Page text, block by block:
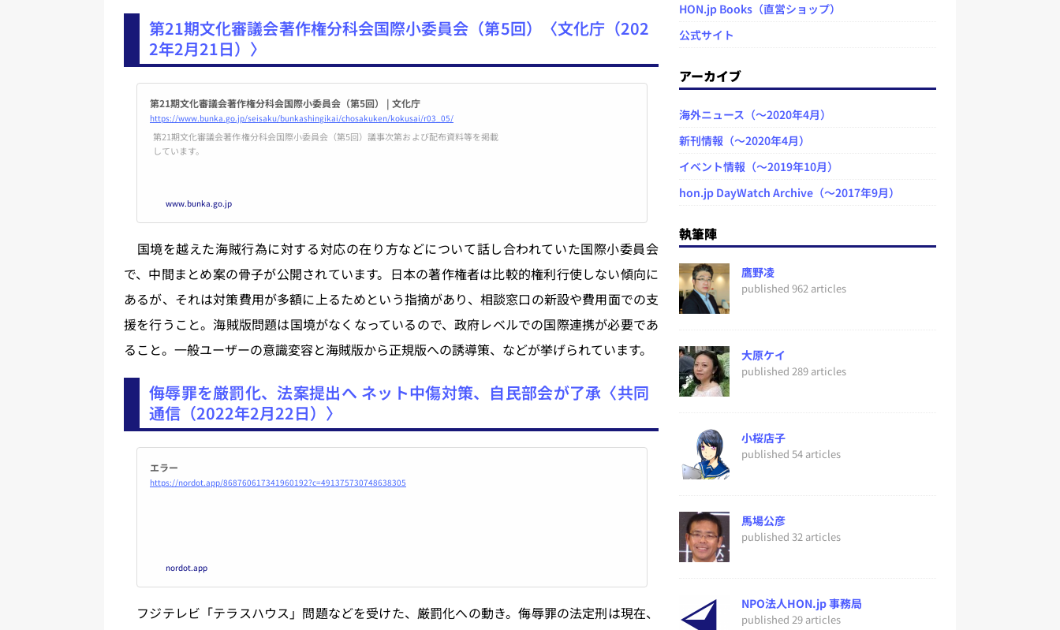
第21期文化審議会著作権分科会国際小委員会（第5回）〈文化庁（202
2年2月21日）〉
第21期文化審議会著作権分科会国際小委員会（第5回） | 文化庁
https://www.bunka.go.jp/seisaku/bunkashingikai/chosakuken/kokusai/r03_05/
第21期文化審議会著作権分科会国際小委員会（第5回）議事次第および配布資料等を掲載
しています。
www.bunka.go.jp
国境を越えた海賊行為に対する対応の在り方などについて話し合われていた国際小委員会
で、中間まとめ案の骨子が公開されています。日本の著作権者は比較的権利行使しない傾向に
あるが、それは対策費用が多額に上るためという指摘があり、相談窓口の新設や費用面での支
援を行うこと。海賊版問題は国境がなくなっているので、政府レベルでの国際連携が必要であ
ること。一般ユーザーの意識変容と海賊版から正規版への誘導策、などが挙げられています。
侮辱罪を厳罰化、法案提出へ ネット中傷対策、自民部会が了承〈共同
通信（2022年2月22日）〉
エラー
https://nordot.app/868760617341960192?c=491375730748638305
nordot.app
フジテレビ「テラスハウス」問題などを受けた、厳罰化への動き。侮辱罪の法定刑は現在、
HON.jp Books（直営ショップ）
公式サイト
アーカイブ
海外ニュース（～2020年4月）
新刊情報（～2020年4月）
イベント情報（～2019年10月）
hon.jp DayWatch Archive（～2017年9月）
執筆陣
鷹野凌
published 962 articles
大原ケイ
published 289 articles
小桜店子
published 54 articles
馬場公彦
published 32 articles
NPO法人HON.jp 事務局
published 29 articles